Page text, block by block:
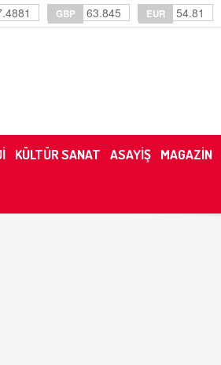
GBP 63.845 EUR 54.81
KÜLTÜR SANAT ASAYİŞ MAGAZİN